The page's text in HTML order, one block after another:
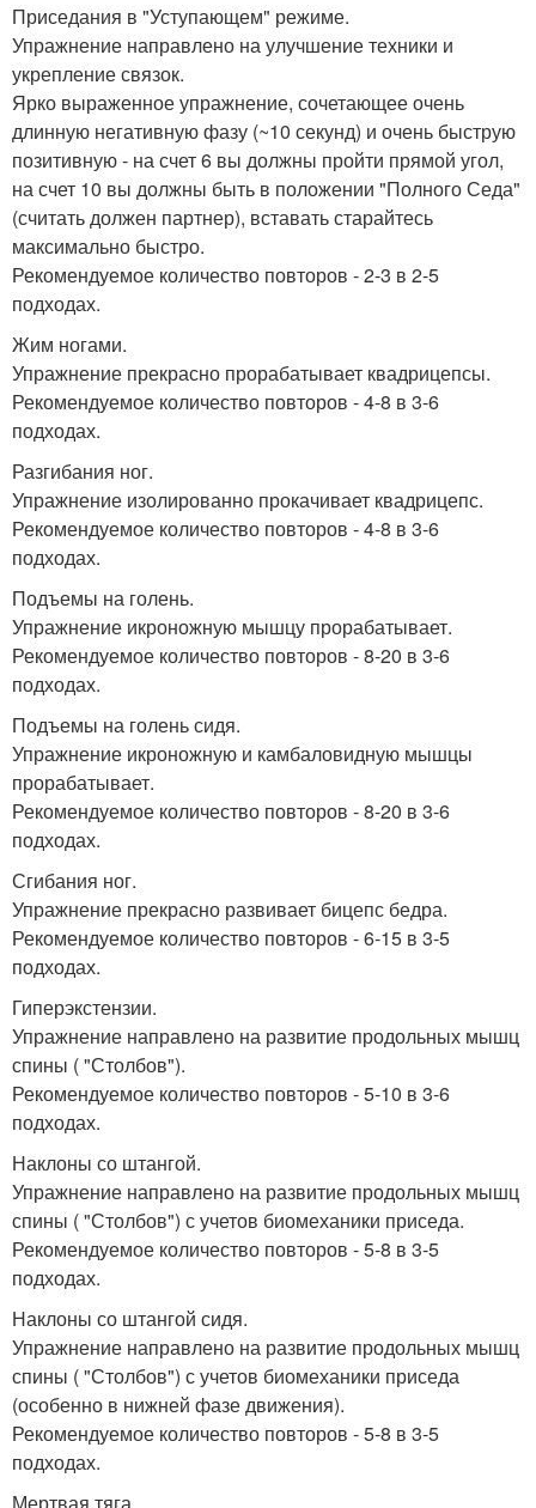
Приседания в "Уступающем" режиме.
Упражнение направлено на улучшение техники и
укрепление связок.
Ярко выраженное упражнение, сочетающее очень
длинную негативную фазу (~10 секунд) и очень быструю
позитивную - на счет 6 вы должны пройти прямой угол,
на счет 10 вы должны быть в положении "Полного Седа"
(считать должен партнер), вставать старайтесь
максимально быстро.
Рекомендуемое количество повторов - 2-3 в 2-5
подходах.
Жим ногами.
Упражнение прекрасно прорабатывает квадрицепсы.
Рекомендуемое количество повторов - 4-8 в 3-6
подходах.
Разгибания ног.
Упражнение изолированно прокачивает квадрицепс.
Рекомендуемое количество повторов - 4-8 в 3-6
подходах.
Подъемы на голень.
Упражнение икроножную мышцу прорабатывает.
Рекомендуемое количество повторов - 8-20 в 3-6
подходах.
Подъемы на голень сидя.
Упражнение икроножную и камбаловидную мышцы
прорабатывает.
Рекомендуемое количество повторов - 8-20 в 3-6
подходах.
Сгибания ног.
Упражнение прекрасно развивает бицепс бедра.
Рекомендуемое количество повторов - 6-15 в 3-5
подходах.
Гиперэкстензии.
Упражнение направлено на развитие продольных мышц
спины ( "Столбов").
Рекомендуемое количество повторов - 5-10 в 3-6
подходах.
Наклоны со штангой.
Упражнение направлено на развитие продольных мышц
спины ( "Столбов") с учетов биомеханики приседа.
Рекомендуемое количество повторов - 5-8 в 3-5
подходах.
Наклоны со штангой сидя.
Упражнение направлено на развитие продольных мышц
спины ( "Столбов") с учетов биомеханики приседа
(особенно в нижней фазе движения).
Рекомендуемое количество повторов - 5-8 в 3-5
подходах.
Мертвая тяга.